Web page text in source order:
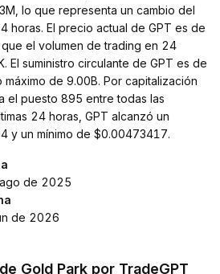
lo que representa un cambio del
horas. El precio actual de GPT es de
el volumen de trading en 24
El suministro circulante de GPT es de
máximo de 9.00B. Por capitalización
el puesto 895 entre todas las
24 horas, GPT alcanzó un
y un mínimo de $0.00473417.
de 2025
de 2026
Gold Park por TradeGPT